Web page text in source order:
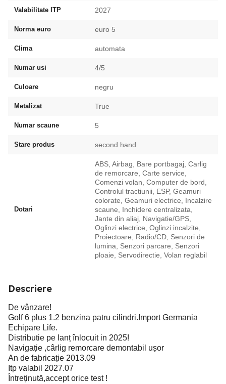
Valabilitate ITP 2027
Norma euro euro 5
Clima automata
Numar usi 4/5
Culoare negru
Metalizat True
Numar scaune 5
Stare produs second hand
Dotari
ABS, Airbag, Bare portbagaj, Carlig
de remorcare, Carte service,
Comenzi volan, Computer de bord,
Controlul tractiunii, ESP, Geamuri
colorate, Geamuri electrice, Incalzire
scaune, Inchidere centralizata,
Jante din aliaj, Navigatie/GPS,
Oglinzi electrice, Oglinzi incalzite,
Proiectoare, Radio/CD, Senzori de
lumina, Senzori parcare, Senzori
ploaie, Servodirectie, Volan reglabil
Descriere
De vânzare!
Golf 6 plus 1.2 benzina patru cilindri.Import Germania
Echipare Life.
Distributie pe lanț înlocuit in 2025!
Navigație ,cârlig remorcare demontabil ușor
An de fabricație 2013.09
Itp valabil 2027.07
Întreținută,accept orice test !